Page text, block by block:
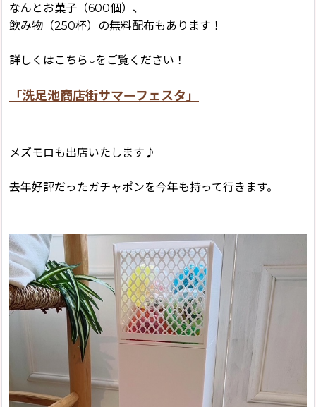
なんとお菓子（600個）、
飲み物（250杯）の無料配布もあります！
詳しくはこちら↓をご覧ください！
「洗足池商店街サマーフェスタ」
メズモロも出店いたします♪
去年好評だったガチャポンを今年も持って行きます。